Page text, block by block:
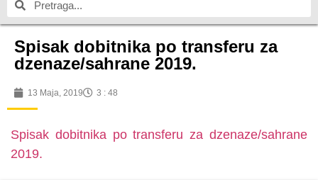
Spisak dobitnika po transferu za
dzenaze/sahrane 2019.
13 Maja, 2019 3 : 48
Spisak dobitnika po transferu za dzenaze/sahrane
2019.